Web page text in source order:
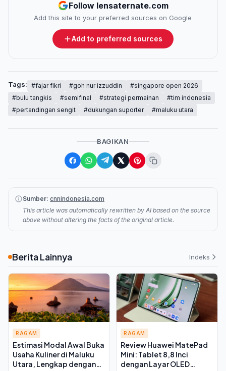
Follow lensaternate.com
Add this site to your preferred sources on Google
Add to preferred sources
Tags: #fajar fikri #goh nur izzuddin
#singapore open 2026
#bulu tangkis
#semifinal #strategi permainan
#tim indonesia
#pertandingan sengit
#dukungan suporter #maluku utara
BAGIKAN
Sumber: cnnindonesia.com
This article was automatically rewritten by AI based on the source
above without altering the facts of the original article.
Berita Lainnya Indeks
RAGAM
Estimasi Modal Awal Buka
Usaha Kuliner di Maluku
Utara, Lengkap dengan
RAGAM
Review Huawei MatePad
Mini: Tablet 8,8 Inci
dengan Layar OLED